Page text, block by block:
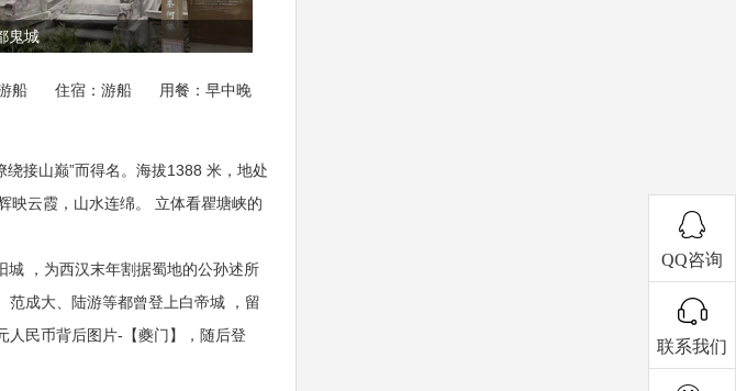
鬼城
用餐：早中晚
住宿：游船
船
接山巅”而得名。海拔1388 米，地处
映云霞，山水连绵。 立体看瞿塘峡的
城 ，为西汉末年割据蜀地的公孙述所
范成大、陆游等都曾登上白帝城 ，留
人民币背后图片-【夔门】，随后登
QQ咨询
联系我们